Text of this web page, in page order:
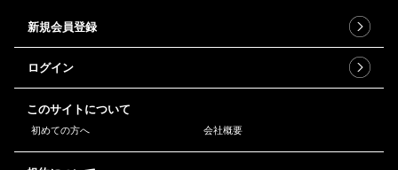
新規会員登録
ログイン
このサイトについて
初めての方へ 会社概要